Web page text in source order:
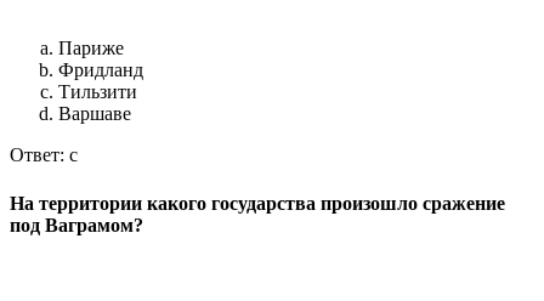
Париже
Фридланд
Тильзити
Варшаве
Ответ: c
На территории какого государства произошло сражение
под Ваграмом?